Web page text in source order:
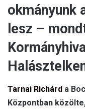
okmányunk
lesz –
Tarnai Richárd a
Központban